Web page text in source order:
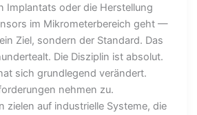
Implantats oder die Herstellung
im Mikrometerbereich geht —
Ziel, sondern der Standard. Das
Die Disziplin ist absolut.
sich grundlegend verändert.
nehmen zu.
zielen auf industrielle Systeme, die